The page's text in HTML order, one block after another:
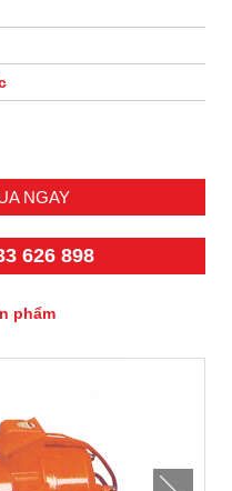
NGAY
626 898
phẩm